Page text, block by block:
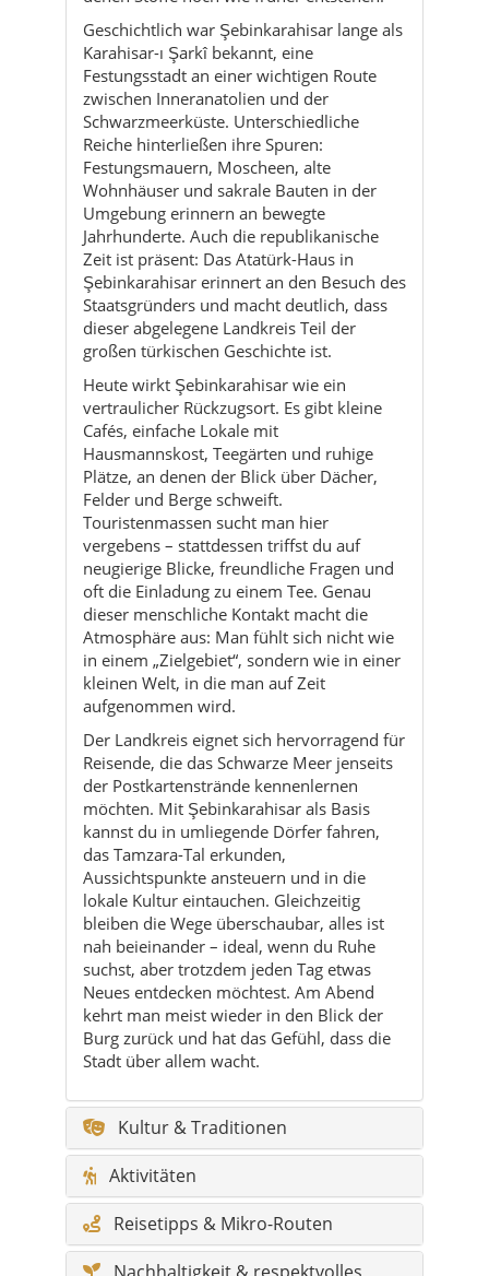
Schwarzmeerküste. Unterschiedliche
Reiche hinterließen ihre Spuren:
Festungsmauern, Moscheen, alte
Wohnhäuser und sakrale Bauten in der
Umgebung erinnern an bewegte
Jahrhunderte. Auch die republikanische
Zeit ist präsent: Das Atatürk-Haus in
Şebinkarahisar erinnert an den Besuch des
Staatsgründers und macht deutlich, dass
dieser abgelegene Landkreis Teil der
großen türkischen Geschichte ist.
Heute wirkt Şebinkarahisar wie ein
vertraulicher Rückzugsort. Es gibt kleine
Cafés, einfache Lokale mit
Hausmannskost, Teegärten und ruhige
Plätze, an denen der Blick über Dächer,
Felder und Berge schweift.
Touristenmassen sucht man hier
vergebens – stattdessen triffst du auf
neugierige Blicke, freundliche Fragen und
oft die Einladung zu einem Tee. Genau
dieser menschliche Kontakt macht die
Atmosphäre aus: Man fühlt sich nicht wie
in einem „Zielgebiet“, sondern wie in einer
kleinen Welt, in die man auf Zeit
aufgenommen wird.
Der Landkreis eignet sich hervorragend für
Reisende, die das Schwarze Meer jenseits
der Postkartenstrände kennenlernen
möchten. Mit Şebinkarahisar als Basis
kannst du in umliegende Dörfer fahren,
das Tamzara-Tal erkunden,
Aussichtspunkte ansteuern und in die
lokale Kultur eintauchen. Gleichzeitig
bleiben die Wege überschaubar, alles ist
nah beieinander – ideal, wenn du Ruhe
suchst, aber trotzdem jeden Tag etwas
Neues entdecken möchtest. Am Abend
kehrt man meist wieder in den Blick der
Burg zurück und hat das Gefühl, dass die
Stadt über allem wacht.
Kultur & Traditionen
Aktivitäten
Reisetipps & Mikro-Routen
Nachhaltigkeit & respektvolles
Reisen
Für wen ist Şebinkarahisar
geeignet?